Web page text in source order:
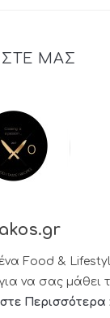
ΜΑΣ
Food &
να σας μάθει
Περισσότερα